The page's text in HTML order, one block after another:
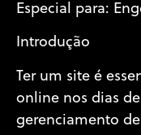
Especial para:
Introdução
Ter um site é
online nos dias
gerenciamento